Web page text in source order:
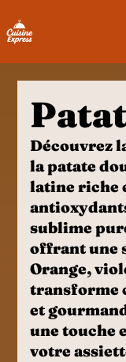
Découvrez
lapatate
latineriche
sublime
offrant une
Orange,
transforme
et
une touche
votre